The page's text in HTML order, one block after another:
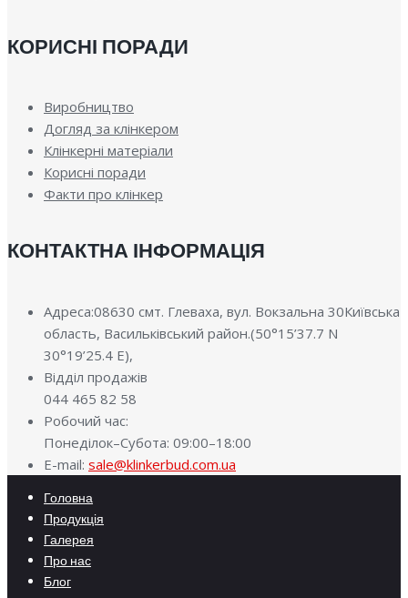
КОРИСНІ ПОРАДИ
Виробництво
Догляд за клінкером
Клінкерні матеріали
Корисні поради
Факти про клінкер
КОНТАКТНА ІНФОРМАЦІЯ
Адреса:08630 смт. Глеваха, вул. Вокзальна 30Київська
область, Васильківський район.(50°15’37.7 N
30°19’25.4 E),
Відділ продажів
044 465 82 58
Робочий час:
Понеділок–Субота: 09:00–18:00
E-mail: sale@klinkerbud.com.ua
Головна
Продукція
Галерея
Про нас
Блог